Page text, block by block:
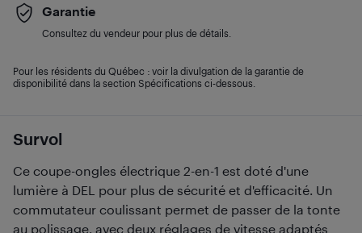
Survol
Ce coupe-ongles électrique 2-en-1 est doté d'une
lumière à DEL pour plus de sécurité et d'efficacité. Un
commutateur coulissant permet de passer de la tonte
au polissage, avec deux réglages de vitesse adaptés
Garantie
Consultez du vendeur pour plus de détails.
Pour les résidents du Québec : voir la divulgation de la garantie de
disponibilité dans la section Spécifications ci-dessous.